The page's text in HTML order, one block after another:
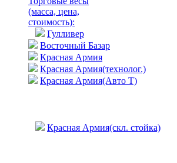
(масса, цена,
стоимость):
Гулливер
Восточный Базар
Красная Армия
Красная Армия(технолог.)
Красная Армия(Авто Т)
Красная Армия(скл. стойка)